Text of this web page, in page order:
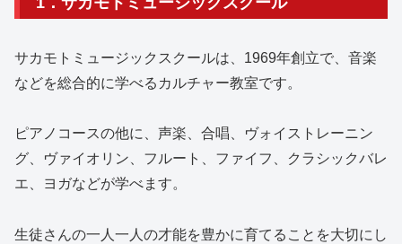
サカモトミュージックスクールは、1969年創立で、音楽
などを総合的に学べるカルチャー教室です。
ピアノコースの他に、声楽、合唱、ヴォイストレーニン
グ、ヴァイオリン、フルート、ファイフ、クラシックバレ
エ、ヨガなどが学べます。
生徒さんの一人一人の才能を豊かに育てることを大切にし